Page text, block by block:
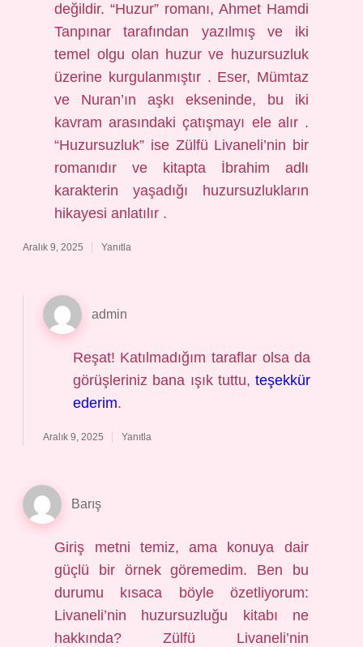
değildir. “Huzur” romanı, Ahmet Hamdi
Tanpınar tarafından yazılmış ve iki
temel olgu olan huzur ve huzursuzluk
üzerine kurgulanmıştır . Eser, Mümtaz
ve Nuran’ın aşkı ekseninde, bu iki
kavram arasındaki çatışmayı ele alır .
“Huzursuzluk” ise Zülfü Livaneli’nin bir
romanıdır ve kitapta İbrahim adlı
karakterin yaşadığı huzursuzlukların
hikayesi anlatılır .
Aralık 9, 2025 Yanıtla
admin
Reşat! Katılmadığım taraflar olsa da
görüşleriniz bana ışık tuttu,teşekkür
ederim.
Aralık 9, 2025 Yanıtla
Barış
Giriş metni temiz, ama konuya dair
güçlü bir örnek göremedim. Ben bu
durumu kısaca böyle özetliyorum:
Livaneli’nin huzursuzluğu kitabı ne
hakkında? Zülfü Livaneli’nin